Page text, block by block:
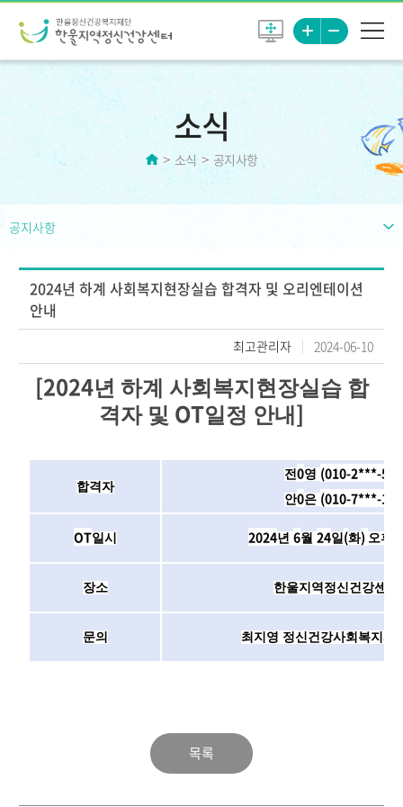
소식
소식 공지사항
공지사항
2024년 하계 사회복지현장실습 합격자 및 오리엔테이션
안내
최고관리자 2024-06-10
[2024년 하계 사회복지현장실습 합
격자 및 OT일정 안내 ]
합격자
전0영 (010-2***-
안0은 (010-7***-
OT일시 2024년 6월 24일 (화) 오후
장소 한울지역정신건강센터
문의 최지영 정신건강사회복지사
목록